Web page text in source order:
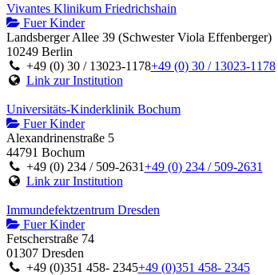
Vivantes Klinikum Friedrichshain
Fuer Kinder
Landsberger Allee 39 (Schwester Viola Effenberger)
10249 Berlin
+49 (0) 30 / 13023-1178+49 (0) 30 / 13023-1178
Link zur Institution
Universitäts-Kinderklinik Bochum
Fuer Kinder
Alexandrinenstraße 5
44791 Bochum
+49 (0) 234 / 509-2631+49 (0) 234 / 509-2631
Link zur Institution
Immundefektzentrum Dresden
Fuer Kinder
Fetscherstraße 74
01307 Dresden
+49 (0)351 458- 2345+49 (0)351 458- 2345